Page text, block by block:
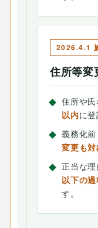
2026.4.1
住所等変
住所や
以内に
義務化
変更も対
正当な理
以下の
す。